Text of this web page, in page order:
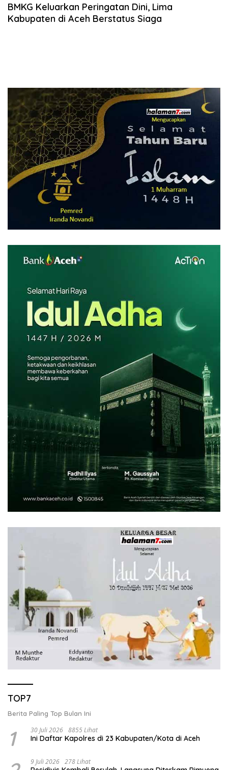
BMKG Keluarkan Peringatan Dini, Lima
Kabupaten di Aceh Berstatus Siaga
TOP7
Berita Paling Top Bulan Ini
1 30 Juli 2026 8855 Lihat
Ini Daftar Kapolres di 23 Kabupaten/Kota di Aceh
9 Juli 2026 278 Lihat